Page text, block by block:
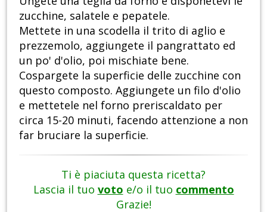
zucchine, salatele e pepatele.
Mettete in una scodella il trito di aglio e
prezzemolo, aggiungete il pangrattato ed
un po' d'olio, poi mischiate bene.
Cospargete la superficie delle zucchine con
questo composto. Aggiungete un filo d'olio
e mettetele nel forno preriscaldato per
circa 15-20 minuti, facendo attenzione a non
far bruciare la superficie.
Ti è piaciuta questa ricetta?
Lascia il tuo voto e/o il tuo commento
Grazie!